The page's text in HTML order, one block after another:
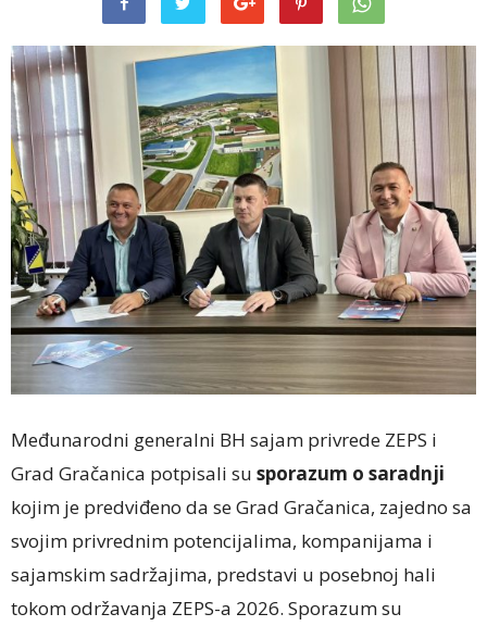
Međunarodni generalni BH sajam privrede ZEPS i
Grad Gračanica potpisali su sporazum o saradnji
kojim je predviđeno da se Grad Gračanica, zajedno sa
svojim privrednim potencijalima, kompanijama i
sajamskim sadržajima, predstavi u posebnoj hali
tokom održavanja ZEPS-a 2026. Sporazum su